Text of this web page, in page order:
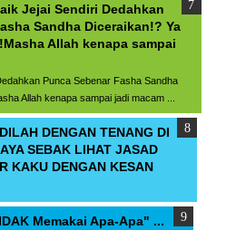
Jejai Sendiri Dedahkan
Sandha Diceraikan!? Ya
Allah kenapa sampai
Punca Sebenar Fasha Sandha
Allah kenapa sampai jadi macam ...
DENGAN TENANG DI
SEBAK LIHAT JASAD
KAKU DENGAN KESAN
Memakai Apa-Apa" ...